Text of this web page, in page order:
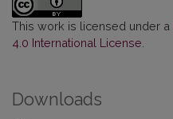
This work is licensed under a
4.0 International License
Downloads